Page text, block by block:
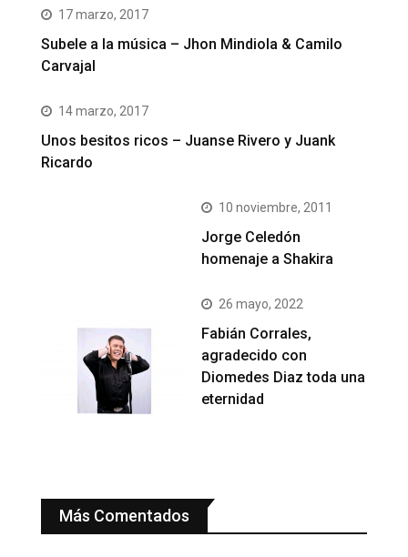
17 marzo, 2017
Subele a la música – Jhon Mindiola & Camilo
Carvajal
14 marzo, 2017
Unos besitos ricos – Juanse Rivero y Juank
Ricardo
10 noviembre, 2011
Jorge Celedón
homenaje a Shakira
26 mayo, 2022
Fabián Corrales,
agradecido con
Diomedes Diaz toda una
eternidad
Más Comentados